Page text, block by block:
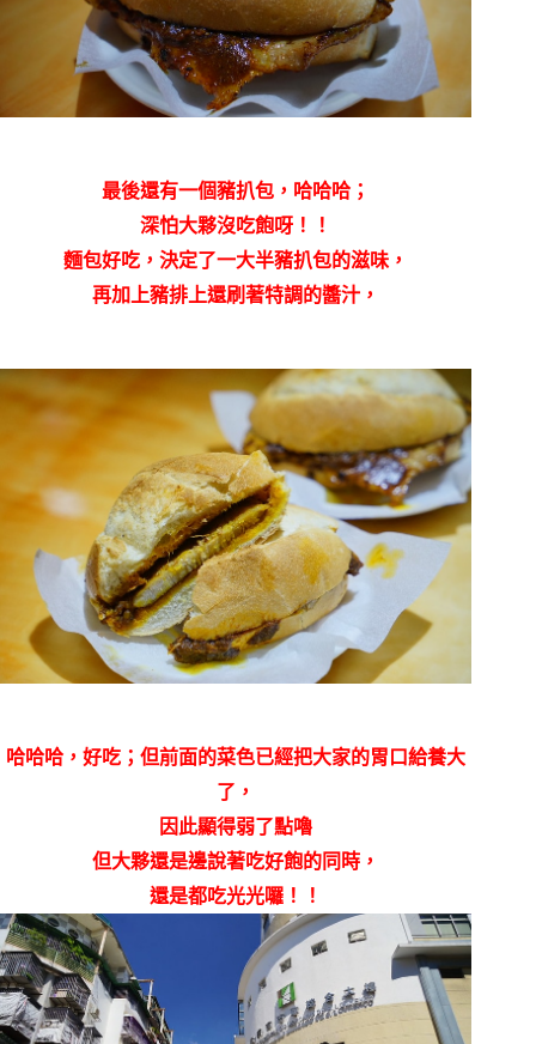
最後還有一個豬扒包，哈哈哈；
深怕大夥沒吃飽呀！！
麵包好吃，決定了一大半豬扒包的滋味，
再加上豬排上還刷著特調的醬汁，
哈哈哈，好吃；但前面的菜色已經把大家的胃口給養大
了，
因此顯得弱了點嚕
但大夥還是邊說著吃好飽的同時，
還是都吃光光囉！！